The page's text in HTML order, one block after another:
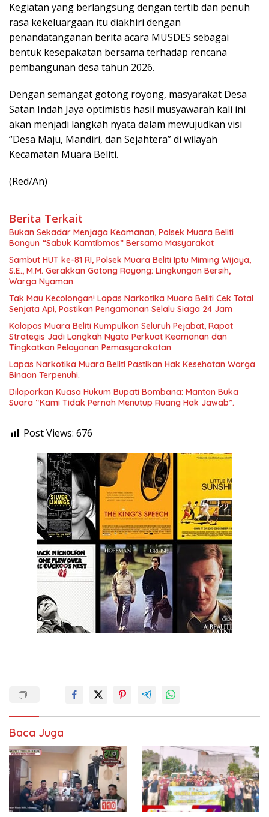
Kegiatan yang berlangsung dengan tertib dan penuh
rasa kekeluargaan itu diakhiri dengan
penandatanganan berita acara MUSDES sebagai
bentuk kesepakatan bersama terhadap rencana
pembangunan desa tahun 2026.
Dengan semangat gotong royong, masyarakat Desa
Satan Indah Jaya optimistis hasil musyawarah kali ini
akan menjadi langkah nyata dalam mewujudkan visi
“Desa Maju, Mandiri, dan Sejahtera” di wilayah
Kecamatan Muara Beliti.
(Red/An)
Berita Terkait
Bukan Sekadar Menjaga Keamanan, Polsek Muara Beliti
Bangun “Sabuk Kamtibmas” Bersama Masyarakat
Sambut HUT ke-81 RI, Polsek Muara Beliti Iptu Miming Wijaya,
S.E., M.M. Gerakkan Gotong Royong: Lingkungan Bersih,
Warga Nyaman.
Tak Mau Kecolongan! Lapas Narkotika Muara Beliti Cek Total
Senjata Api, Pastikan Pengamanan Selalu Siaga 24 Jam
Kalapas Muara Beliti Kumpulkan Seluruh Pejabat, Rapat
Strategis Jadi Langkah Nyata Perkuat Keamanan dan
Tingkatkan Pelayanan Pemasyarakatan
Lapas Narkotika Muara Beliti Pastikan Hak Kesehatan Warga
Binaan Terpenuhi.
Dilaporkan Kuasa Hukum Bupati Bombana: Manton Buka
Suara “Kami Tidak Pernah Menutup Ruang Hak Jawab”.
Post Views: 676
Baca Juga